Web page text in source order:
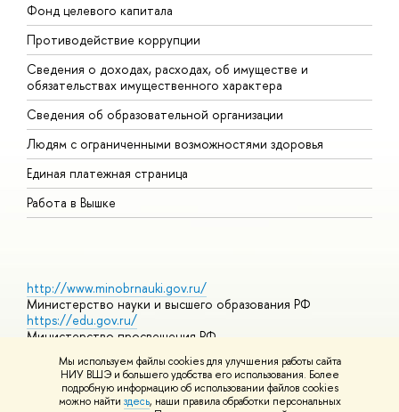
Мы используем файлы cookies для улучшения работы сайта
НИУ ВШЭ и большего удобства его использования. Более
подробную информацию об использовании файлов cookies
можно найти здесь, наши правила обработки персональных
Фонд целевого капитала
Противодействие коррупции
Сведения о доходах, расходах, об имуществе и
обязательствах имущественного характера
Сведения об образовательной организации
Людям с ограниченными возможностями здоровья
Единая платежная страница
Работа в Вышке
http://www.minobrnauki.gov.ru/
Министерство науки и высшего образования РФ
https://edu.gov.ru/
Министерство просвещения РФ
https://elearning.hse.ru/mooc
Массовые открытые онлайн-курсы